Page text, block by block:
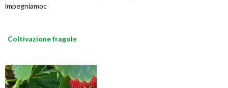
impegniamoc
Coltivazione fragole